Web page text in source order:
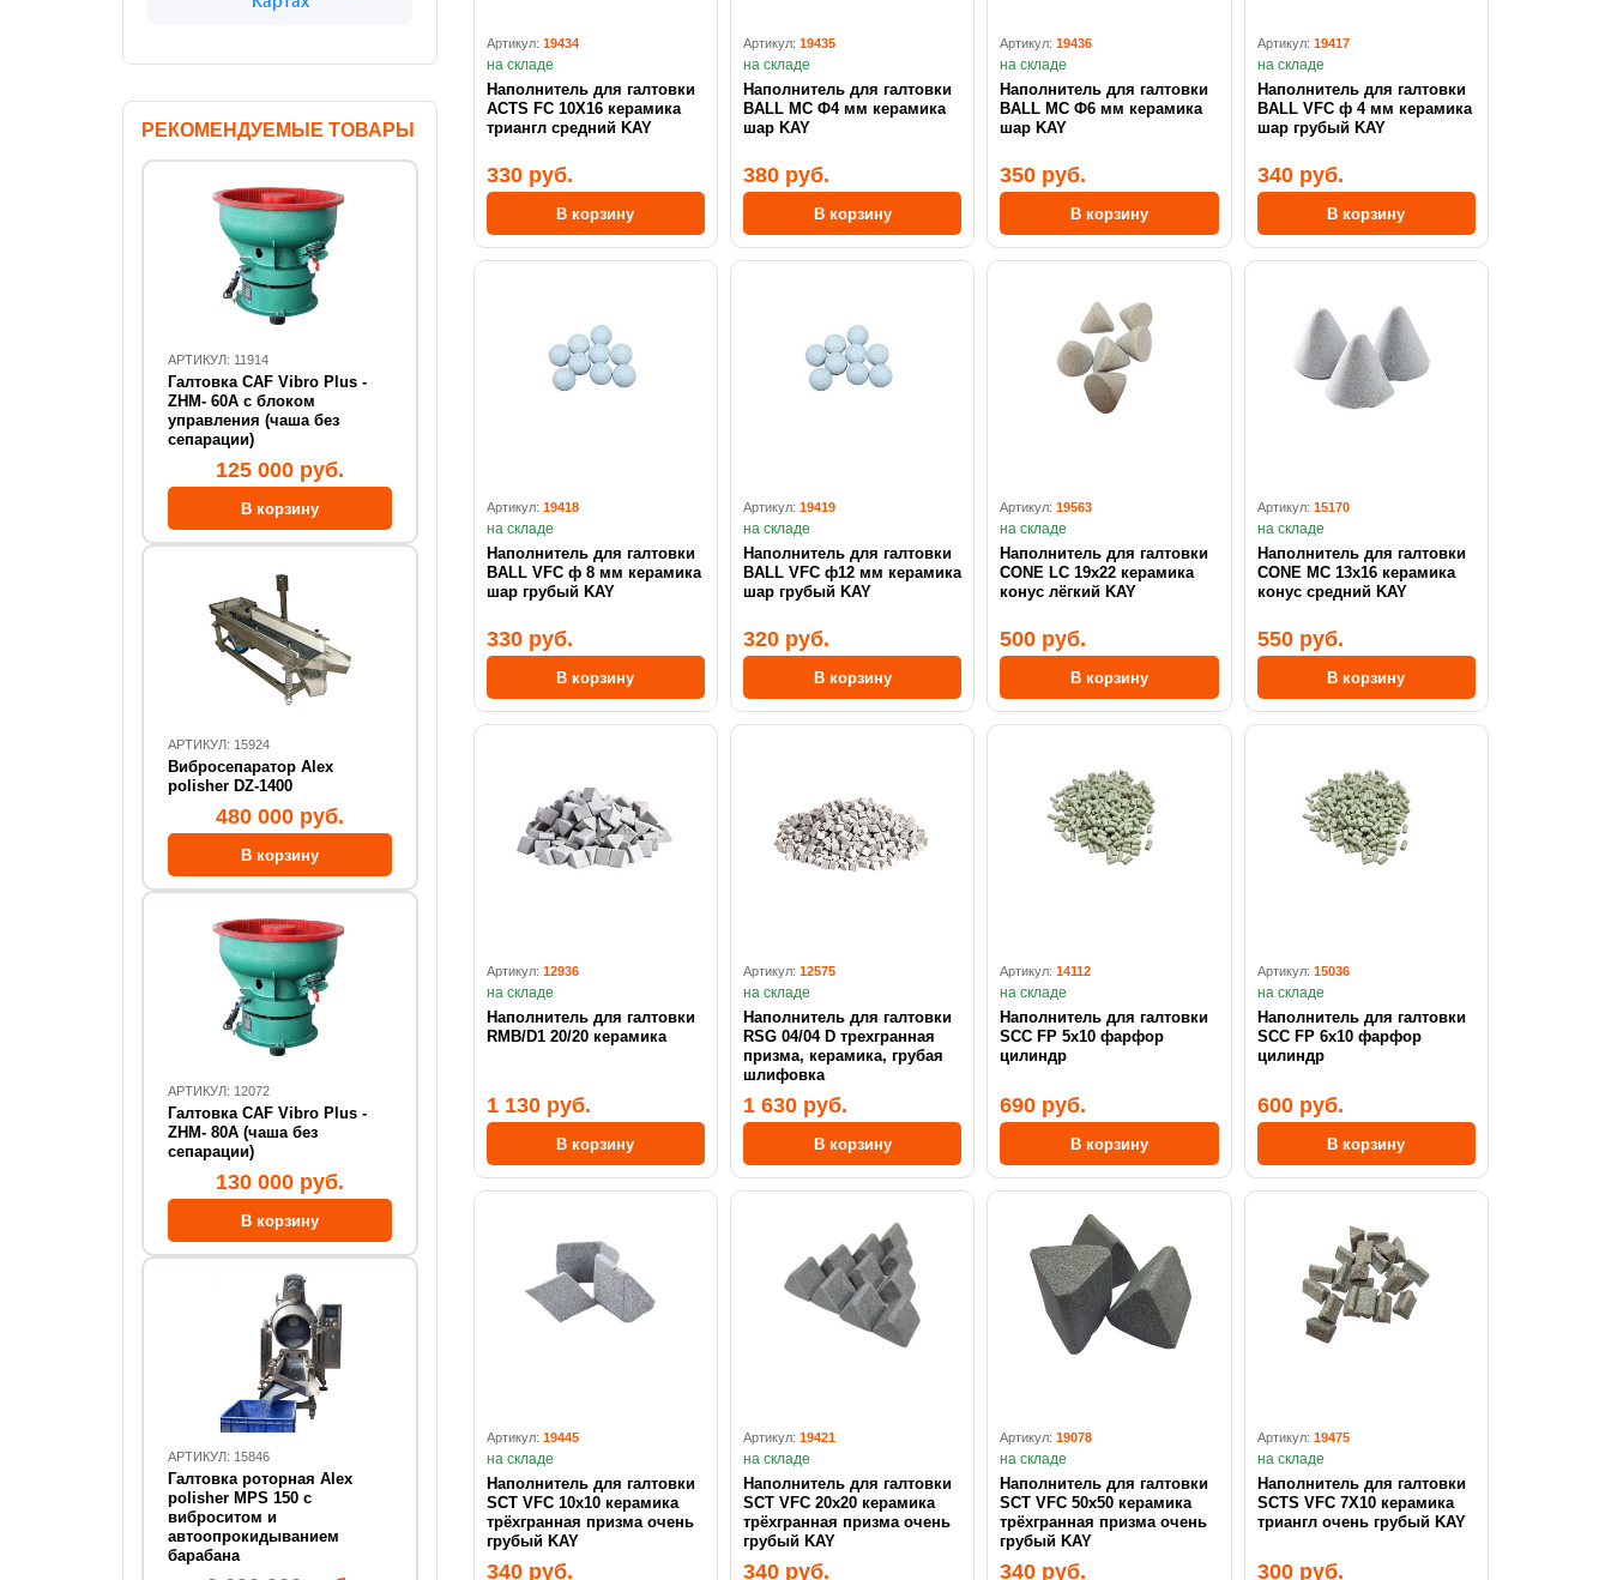
РЕКОМЕНДУЕМЫЕ ТОВАРЫ
АРТИКУЛ: 11914
Галтовка CAF Vibro Plus -
ZHM- 60А с блоком
управления (чаша без
сепарации)
125 000 руб.
АРТИКУЛ: 15924
Вибросепаратор Alex
polisher DZ-1400
480 000 руб.
АРТИКУЛ: 12072
Галтовка CAF Vibro Plus -
ZHM- 80А (чаша без
сепарации)
130 000 руб.
АРТИКУЛ: 15846
Галтовка роторная Alex
polisher MPS 150 с
виброситом и
автоопрокидыванием
барабана
Артикул: 19434
на складе
Наполнитель для галтовки
ACTS FC 10X16 керамика
триангл средний KAY
330 руб.
В корзину
Артикул: 19435
на складе
Наполнитель для галтовки
BALL MC Ф4 мм керамика
шар KAY
380 руб.
В корзину
Артикул:19436
на складе
Наполнитель для галтовки
BALL MC Ф6 мм керамика
шар KAY
350 руб.
В корзину
Артикул: 19417
на складе
Наполнитель для галтовки
BALL VFC ф 4 мм керамика
шар грубый KAY
340 руб.
В корзину
Артикул: 19418
на складе
Наполнитель для галтовки
BALL VFC ф 8 мм керамика
шар грубый KAY
330 руб.
В корзину
Артикул: 19419
на складе
Наполнитель для галтовки
BALL VFC ф12 мм керамика
шар грубый KAY
320 руб.
В корзину
Артикул:19563
на складе
Наполнитель для галтовки
CONE LC 19x22 керамика
конус лёгкий KAY
500 руб.
В корзину
Артикул: 15170
на складе
Наполнитель для галтовки
CONE MC 13x16 керамика
конус средний KAY
550 руб.
В корзину
Артикул: 12936
на складе
Наполнитель для галтовки
RMB/D1 20/20 керамика
1 130 руб.
В корзину
Артикул: 12575
на складе
Наполнитель для галтовки
RSG 04/04 D трехгранная
призма, керамика, грубая
шлифовка
1 630 руб.
В корзину
Артикул:14112
на складе
Наполнитель для галтовки
SCC FP 5x10 фарфор
цилиндр
690 руб.
В корзину
Артикул: 15036
на складе
Наполнитель для галтовки
SCC FP 6x10 фарфор
цилиндр
600 руб.
В корзину
Артикул: 19445
на складе
Наполнитель для галтовки
SCT VFC 10х10 керамика
трёхгранная призма очень
грубый KAY
340 руб.
Артикул: 19421
на складе
Наполнитель для галтовки
SCT VFC 20х20 керамика
трёхгранная призма очень
грубый KAY
340 руб.
Артикул:19078
на складе
Наполнитель для галтовки
SCT VFC 50х50 керамика
трёхгранная призма очень
грубый KAY
340 руб.
Артикул: 19475
на складе
Наполнитель для галтовки
SCTS VFC 7X10 керамика
триангл очень грубый KAY
300 руб.